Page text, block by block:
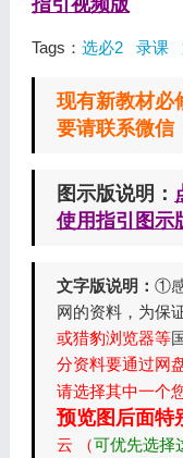
指引视频版
Tags： 选必2 录课
现有新教材必
要请联系微信
图示版说明：
使用指引图示
文字版说明： ①
网的资料，为保
或猎豹浏览器等
分资料要通过网
请选择其中一个
预览图后面特
云 （可优先选择